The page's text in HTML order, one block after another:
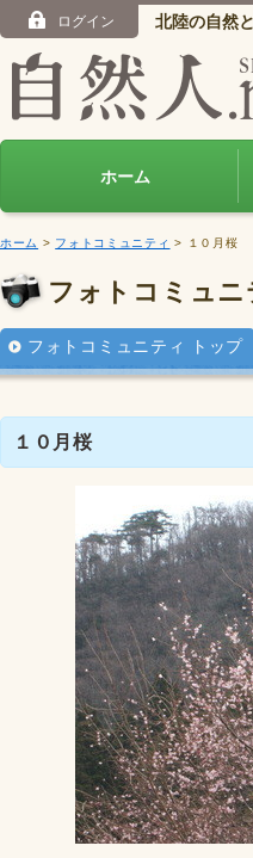
ログイン 北陸の自然
ホーム
ホーム > フォトコミュニティ > １０月桜
フォトコミュニ
フォトコミュニティ トップ
１０月桜